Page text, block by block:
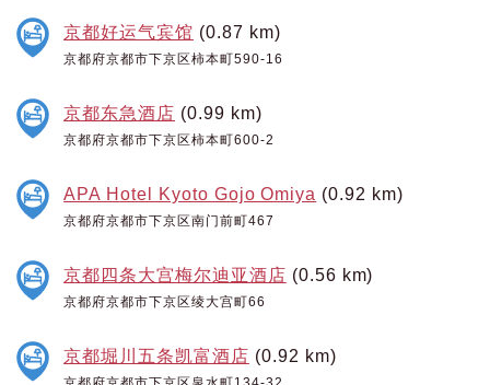
京都好运气宾馆 (0.87 km)
京都府京都市下京区柿本町590-16
京都东急酒店 (0.99 km)
京都府京都市下京区柿本町600-2
APA Hotel Kyoto Gojo Omiya (0.92 km)
京都府京都市下京区南门前町467
京都四条大宫梅尔迪亚酒店 (0.56 km)
京都府京都市下京区绫大宫町66
京都堀川五条凯富酒店 (0.92 km)